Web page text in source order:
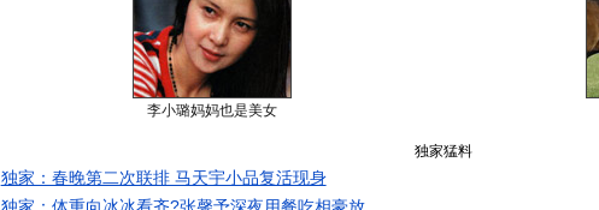
李小璐妈妈也是美女
独家猛料
独家：春晚第二次联排 马天宇小品复活现身